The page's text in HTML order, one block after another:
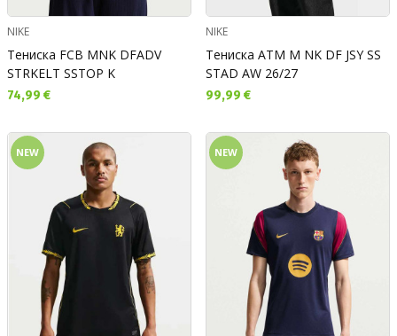
NIKE
Тениска FCB MNK DFADV
STRKELT SSTOP K
Текуща цена:
74,99 €
NIKE
Тениска ATM M NK DF JSY SS
STAD AW 26/27
Текуща цена:
99,99 €
NEW NEW